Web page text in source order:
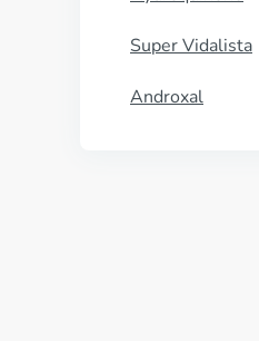
Super Vidalista
Androxal